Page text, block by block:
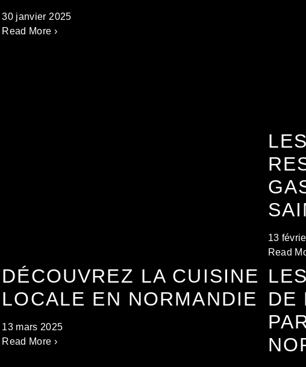
30 janvier 2025
Read More ›
13
Read
DÉCOUVREZ LA CUISINE
LOCALE EN NORMANDIE
13 mars 2025
Read More ›
DE